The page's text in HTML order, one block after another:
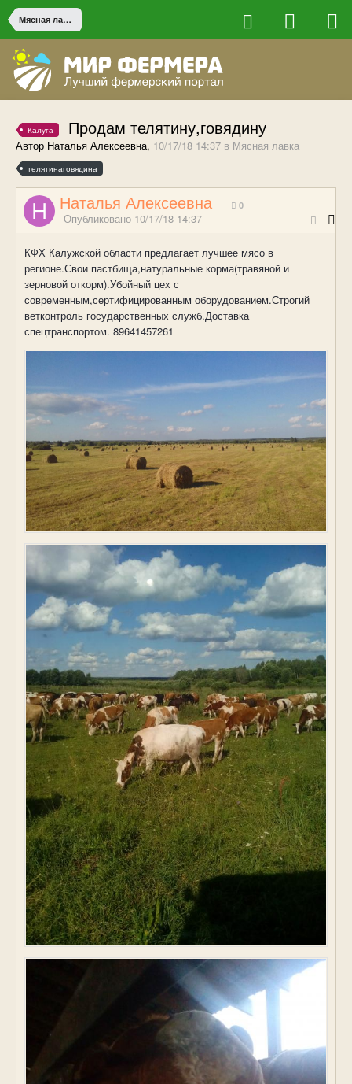
Мясная лавка
Калуга Продам телятину,говядину
Автор Наталья Алексеевна, 10/17/18 14:37 в Мясная лавка
телятинаговядина
Наталья Алексеевна 0
Опубликовано 10/17/18 14:37
КФХ Калужской области предлагает лучшее мясо в
регионе.Свои пастбища,натуральные корма(травяной и
зерновой откорм).Убойный цех с
современным,сертифицированным оборудованием.Строгий
ветконтроль государственных служб.Доставка
спецтранспортом. 89641457261